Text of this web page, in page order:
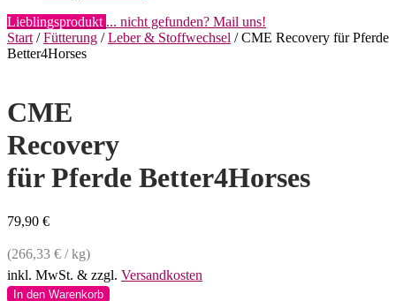
Lieblingsprodukt ... nicht gefunden? Mail uns!
Start /Fütterung /Leber & Stoffwechsel / CME Recovery für Pferde
Better4Horses
CME
Recovery
für Pferde Better4Horses
79,90 €
(266,33 € /kg)
inkl. MwSt. & zzgl. Versandkosten
CME
In den Warenkorb